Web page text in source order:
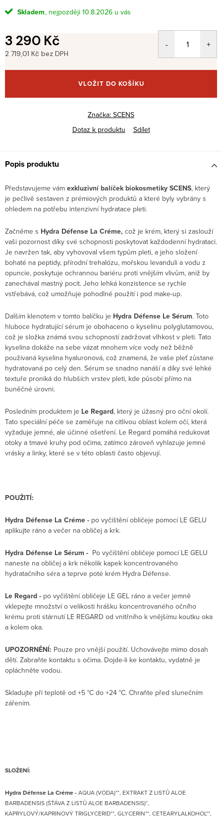
Skladem 10.8.2026
3 290 Kč
2 719,01 Kč bez DPH
cena:
VLOŽIT DO KOŠÍKU
Značka: SCENS
Dotaz k produktu
Sdílet
Popis produktu
Představujeme vám exkluzivní balíček biokosmetiky SCENS, který
je pečlivě sestaven z prémiových produktů a které byly vybrány s
ohledem na potřebu intenzivní hydratace pleti.
Začněme s Hydra Défense La Créme, což je krém, který si zaslouží
vaši pozornost díky své schopnosti poskytovat každodenní hydrataci.
Je navržen tak, aby vyhovoval všem typům pleti, a jeho složení
bohaté na peptidy, přírodní trehalózu, mořskou levanduli a vodu z
opuncie, poskytuje ochrannou bariéru proti vnějším vlivům, aniž by
zanechával mastný pocit. Jeho lehká konzistence se rychle
vstřebává, což umožňuje pohodlné použití i pod make-up.
Dalším klenotem v tomto balíčku je Hydra Défense Le Sérum. Toto
hluboce hydratující sérum je obohaceno o kyselinu polyglutamovou,
což je složka známá svou schopností zadržovat vlhkost v pleti. Tato
kyselina dokáže na sebe vázat mnohem více vody než běžně
používaná kyselina hyaluronová, což znamená, že vaše pleť zůstane
hydratovaná po celý den. Sérum se snadno nanáší a díky své lehké
textuře proniká do hlubších vrstev pleti, kde působí přímo na
buněčné úrovni.
Posledním produktem je Le Regard, který je úžasný pro oční okolí.
Tato speciální péče se zaměřuje na citlivou oblast kolem očí, která
vyžaduje jemné, ale účinné ošetření. Le Regard pomáhá redukovat
otoky a tmavé kruhy pod očima, zatímco zároveň vyhlazuje jemné
vrásky a linky, které se v této oblasti často objevují.
POUŽITÍ:
Hydra Défense La Créme - po vyčištění obličeje pomocí LE GELU
aplikujte ráno a večer na obličej a krk.
Hydra Défense Le Sérum - Po vyčištění obličeje pomocí LE GELU
naneste na obličej a krk několik kapek koncentrovaného
hydratačního séra a teprve poté krém Hydra Défense.
Le Regard - po vyčištění obličeje LE GEL ráno a večer jemně
vklepejte množství o velikosti hrášku koncentrovaného očního
krému proti stárnutí LE REGARD od vnitřního k vnějšímu koutku oka
a kolem oka.
UPOZORNĚNÍ: Pouze pro vnější použití. Uchovávejte mimo dosah
dětí. Zabraňte kontaktu s očima. Dojde-li ke kontaktu, vydatně je
opláchněte vodou.
Skladujte při teplotě od +5 °C do +24 °C. Chraňte před slunečním
zářením.
SLOŽENÍ:
Hydra Défense La Créme -AQUA (VODA)**, EXTRAKT Z LISTŮ ALOE
BARBADENSIS (ŠŤÁVA Z LISTŮ ALOE BARBADENSIS)*,
KAPRYLOVÝ/KAPRINOVÝ TRIGLYCERID**, GLYCERIN**, CETEARYLALKOHOL**,